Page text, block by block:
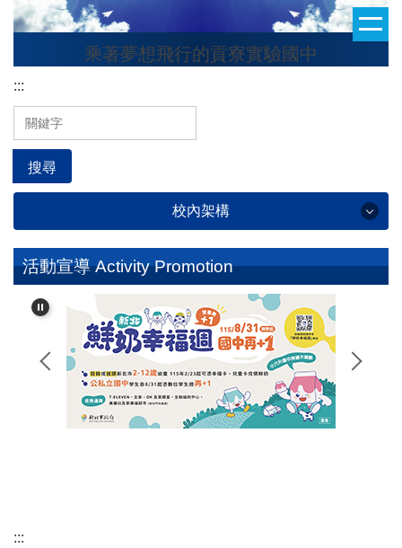
跳
到
區
乘著夢想飛行的貢寮實驗國中
:::
搜尋
校內架構
學校簡介 School Profile
行政處室 Administrative Office
校友專區 Alumni Section
班級整潔秩序評分 Classroom Cleanliness and
Orderliness Score
會議記錄 Minutes of the Meeting
活動宣導 Activity Promotion
:::